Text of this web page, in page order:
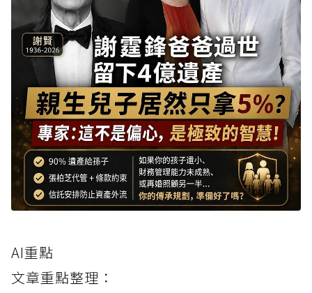
AI重點
文章重點整理：